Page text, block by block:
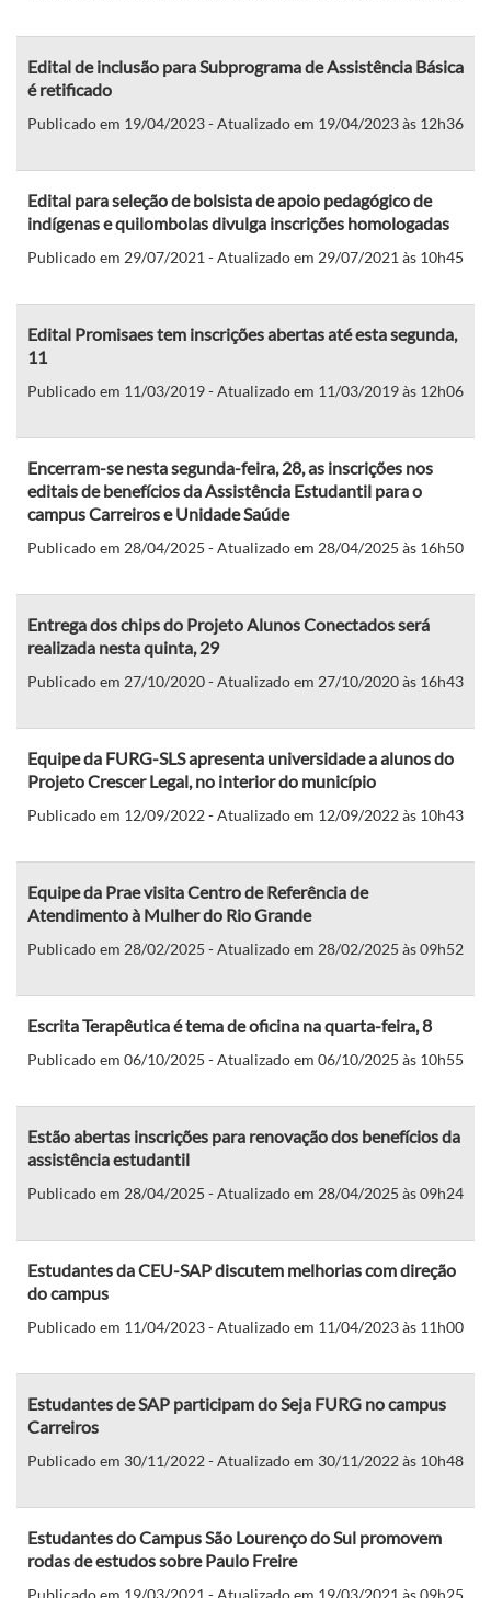
Edital de inclusão para Subprograma de Assistência Básica
é retificado
Publicado em 19/04/2023 - Atualizado em 19/04/2023 às 12h36
Edital para seleção de bolsista de apoio pedagógico de
indígenas e quilombolas divulga inscrições homologadas
Publicado em 29/07/2021 - Atualizado em 29/07/2021 às 10h45
Edital Promisaes tem inscrições abertas até esta segunda,
11
Publicado em 11/03/2019 - Atualizado em 11/03/2019 às 12h06
Encerram-se nesta segunda-feira, 28, as inscrições nos
editais de benefícios da Assistência Estudantil para o
campus Carreiros e Unidade Saúde
Publicado em 28/04/2025 - Atualizado em 28/04/2025 às 16h50
Entrega dos chips do Projeto Alunos Conectados será
realizada nesta quinta, 29
Publicado em 27/10/2020 - Atualizado em 27/10/2020 às 16h43
Equipe da FURG-SLS apresenta universidade a alunos do
Projeto Crescer Legal, no interior do município
Publicado em 12/09/2022 - Atualizado em 12/09/2022 às 10h43
Equipe da Prae visita Centro de Referência de
Atendimento à Mulher do Rio Grande
Publicado em 28/02/2025 - Atualizado em 28/02/2025 às 09h52
Escrita Terapêutica é tema de oficina na quarta-feira, 8
Publicado em 06/10/2025 - Atualizado em 06/10/2025 às 10h55
Estão abertas inscrições para renovação dos benefícios da
assistência estudantil
Publicado em 28/04/2025 - Atualizado em 28/04/2025 às 09h24
Estudantes da CEU-SAP discutem melhorias com direção
do campus
Publicado em 11/04/2023 - Atualizado em 11/04/2023 às 11h00
Estudantes de SAP participam do Seja FURG no campus
Carreiros
Publicado em 30/11/2022 - Atualizado em 30/11/2022 às 10h48
Estudantes do Campus São Lourenço do Sul promovem
rodas de estudos sobre Paulo Freire
Publicado em 19/03/2021 - Atualizado em 19/03/2021 às 09h25